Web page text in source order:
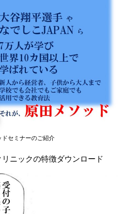
ドセミナーのご紹介
ニックの特徴ダウンロード